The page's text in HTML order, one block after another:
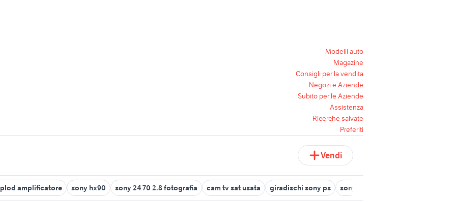
Modelli auto
Magazine
Consigli per la vendita
Negozi e Aziende
Subito per le Aziende
Assistenza
Ricerche salvate
Preferiti
Vendi
amplificatore sony hx90 sony 24 70 2.8 fotografia cam tv sat usata giradischi sony ps sony alpha 6500